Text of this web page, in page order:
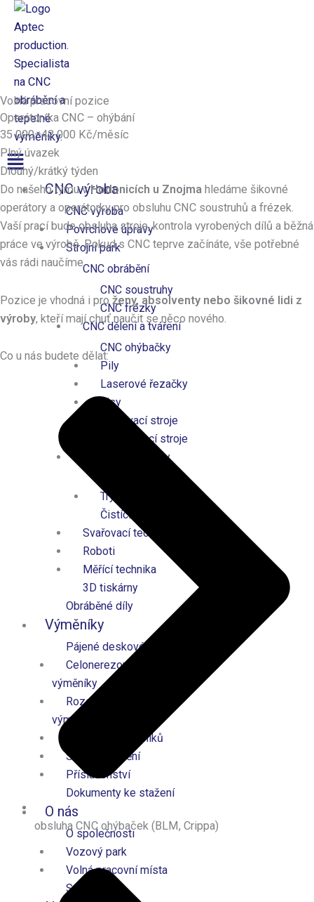
Přeskočit
obsah
Aptec production
Nabídka
CNC výroba
CNC výroba
Povrchové úpravy
Strojní park
CNC obrábění
CNC soustruhy
CNC frézky
CNC dělení a tváření
CNC ohýbačky
Pily
Laserové řezačky
Lisy
Temovací stroje
Vyhrdlovací stroje
Povrchové úpravy
Tryskací stroje
Čistící stroje
Svařovací technika
Roboti
Měřící technika
3D tiskárny
Obráběné díly
Výměníky
Pájené deskové výměníky
Celonerezové deskové​
výměníky
Rozebíratelné deskové
výměníky
Kalkulátor výměníků
Servis a čištění
Příslušenství
Dokumenty ke stažení
O nás
O společnosti
Vozový park
Volná pracovní místa
Sponzoring
Volná pracovní pozice
Operátor/ka CNC – ohýbání
35 000–42 000 Kč/měsíc
Plný úvazek
Dlouhý/krátký týden
Do našeho týmu vHodonicích u Znojma hledáme šikovné
operátory a operátorky pro obsluhu CNC soustruhů a frézek.
Vaší prací bude obsluha stroje, kontrola vyrobených dílů a běžná
práce ve výrobě. Pokud s CNC teprve začínáte, vše potřebné
vás rádi naučíme.
Pozice je vhodná i proženy, absolventy nebo šikovné lidi z
výroby, kteří mají chuť naučit se něco nového.
Co u nás budete dělat:
obsluha CNC ohýbaček (BLM, Crippa)